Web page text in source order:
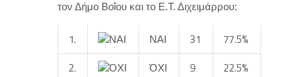
τον Δήμο Βοΐου και το Ε.Τ. Διχειμάρρου:
1. ΝΑΙ 31
77.5%
2.
ΌΧΙ 9 22.5%